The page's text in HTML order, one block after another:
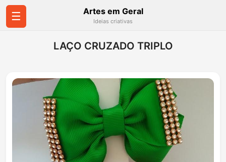
☰ Artes em Geral
Ideias criativas
LAÇO CRUZADO TRIPLO